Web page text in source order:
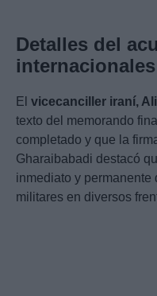
Detalles del
internacionales
El vicecanciller iraní,
texto del memorando
completado y que la
Gharaibabadi destacó
inmediato y
militares en diversos